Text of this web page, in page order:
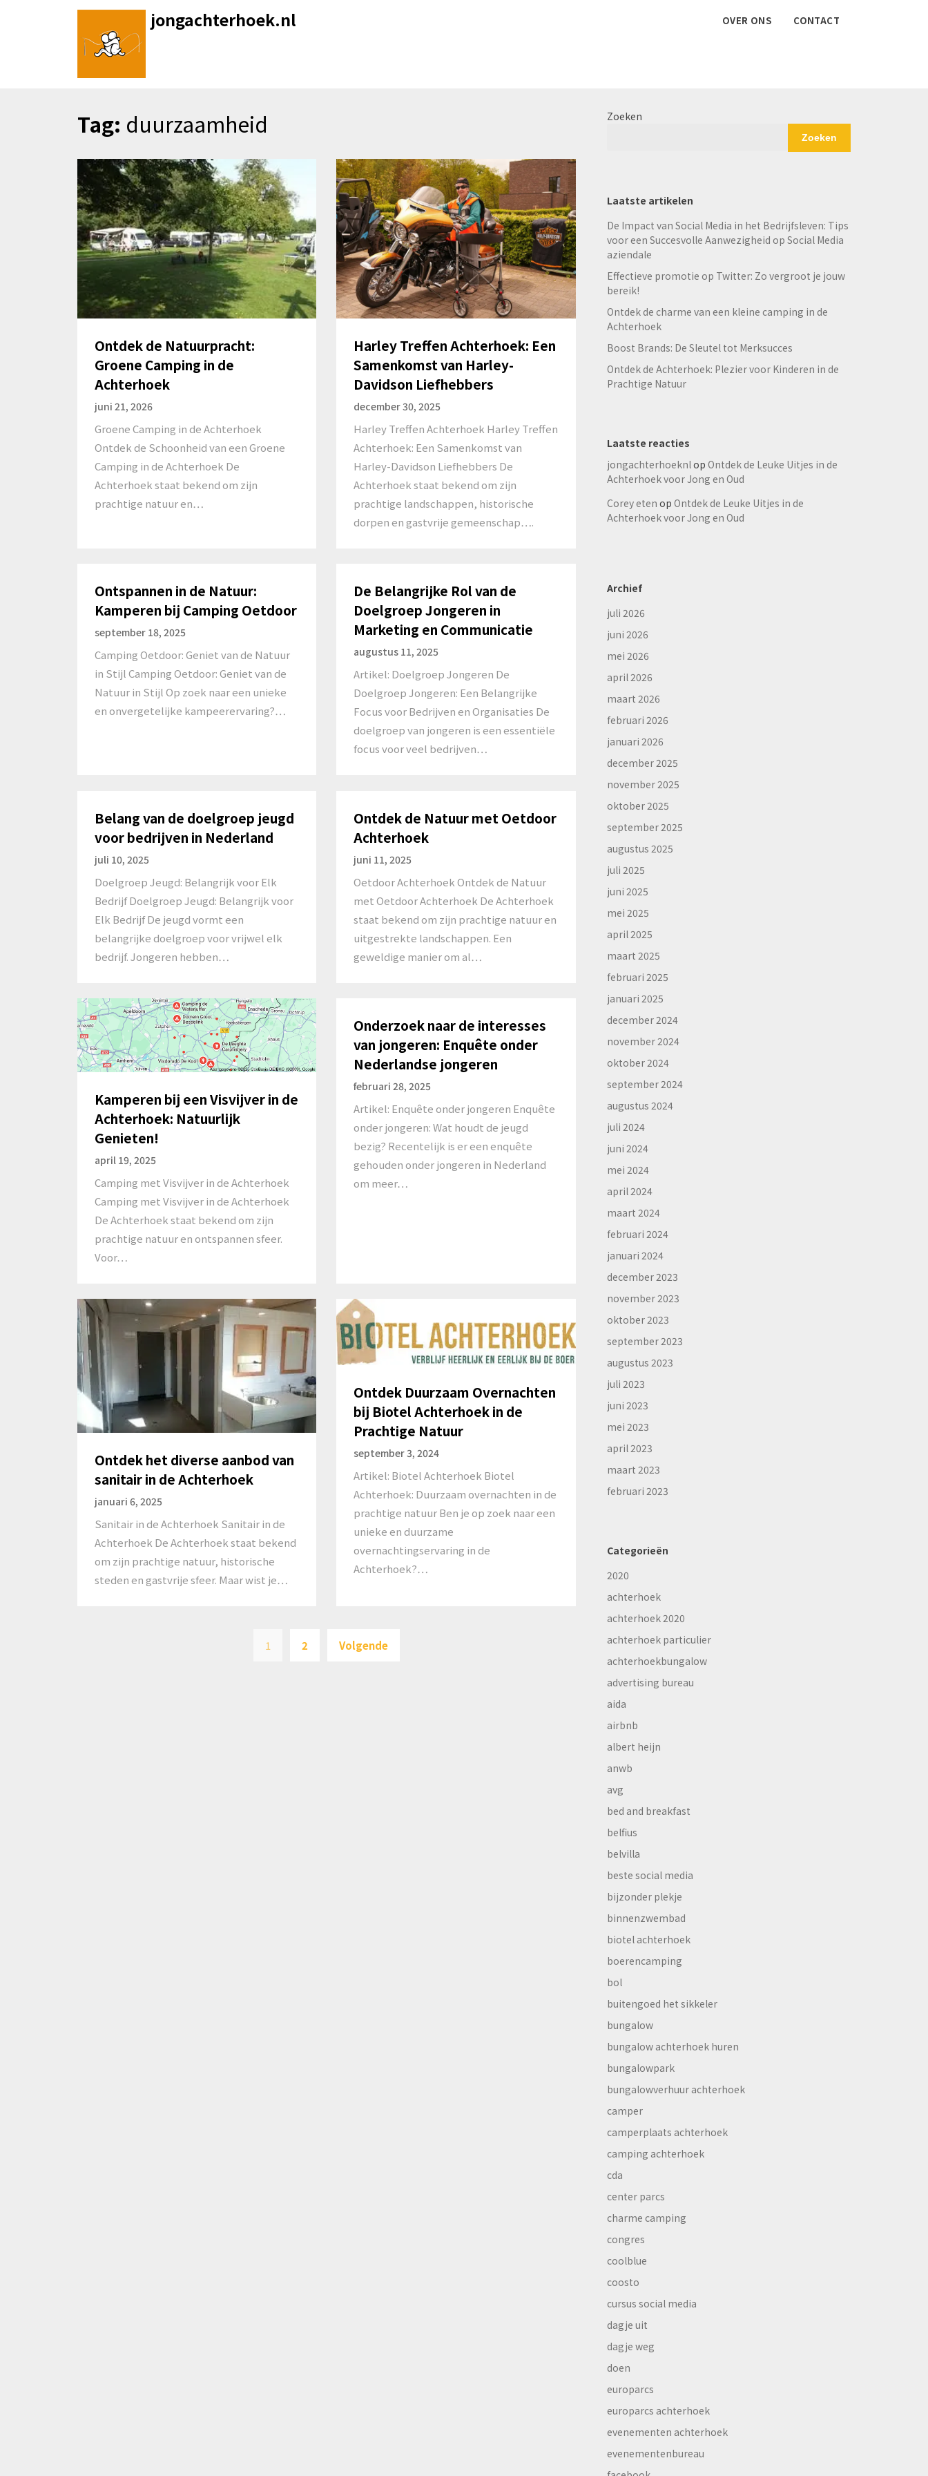
jongachterhoek.nl OVER ONS CONTACT
Tag: duurzaamheid
Ontdek de Natuurpracht:
Groene Camping in de
Achterhoek
juni 21, 2026
Groene Camping in de Achterhoek
Ontdek de Schoonheid van een Groene
Camping in de Achterhoek De
Achterhoek staat bekend om zijn
prachtige natuur en…
Harley Treffen Achterhoek: Een
Samenkomst van Harley-
Davidson Liefhebbers
december 30, 2025
Harley Treffen Achterhoek Harley Treffen
Achterhoek: Een Samenkomst van
Harley-Davidson Liefhebbers De
Achterhoek staat bekend om zijn
prachtige landschappen, historische
dorpen en gastvrije gemeenschap….
Ontspannen in de Natuur:
Kamperen bij Camping Oetdoor
september 18, 2025
Camping Oetdoor: Geniet van de Natuur
in Stijl Camping Oetdoor: Geniet van de
Natuur in Stijl Op zoek naar een unieke
en onvergetelijke kampeerervaring?…
De Belangrijke Rol van de
Doelgroep Jongeren in
Marketing en Communicatie
augustus 11, 2025
Artikel: Doelgroep Jongeren De
Doelgroep Jongeren: Een Belangrijke
Focus voor Bedrijven en Organisaties De
doelgroep van jongeren is een essentiële
focus voor veel bedrijven…
Belang van de doelgroep jeugd
voor bedrijven in Nederland
juli 10, 2025
Doelgroep Jeugd: Belangrijk voor Elk
Bedrijf Doelgroep Jeugd: Belangrijk voor
Elk Bedrijf De jeugd vormt een
belangrijke doelgroep voor vrijwel elk
bedrijf. Jongeren hebben…
Ontdek de Natuur met Oetdoor
Achterhoek
juni 11, 2025
Oetdoor Achterhoek Ontdek de Natuur
met Oetdoor Achterhoek De Achterhoek
staat bekend om zijn prachtige natuur en
uitgestrekte landschappen. Een
geweldige manier om al…
Kamperen bij een Visvijver in de
Achterhoek: Natuurlijk
Genieten!
april 19, 2025
Camping met Visvijver in de Achterhoek
Camping met Visvijver in de Achterhoek
De Achterhoek staat bekend om zijn
prachtige natuur en ontspannen sfeer.
Voor…
Onderzoek naar de interesses
van jongeren: Enquête onder
Nederlandse jongeren
februari 28, 2025
Artikel: Enquête onder jongeren Enquête
onder jongeren: Wat houdt de jeugd
bezig? Recentelijk is er een enquête
gehouden onder jongeren in Nederland
om meer…
Ontdek het diverse aanbod van
sanitair in de Achterhoek
januari 6, 2025
Sanitair in de Achterhoek Sanitair in de
Achterhoek De Achterhoek staat bekend
om zijn prachtige natuur, historische
steden en gastvrije sfeer. Maar wist je…
Ontdek Duurzaam Overnachten
bij Biotel Achterhoek in de
Prachtige Natuur
september 3, 2024
Artikel: Biotel Achterhoek Biotel
Achterhoek: Duurzaam overnachten in de
prachtige natuur Ben je op zoek naar een
unieke en duurzame
overnachtingservaring in de
Achterhoek?…
pagination
1 2 Volgende
Zoeken
Zoeken
Laatste artikelen
De Impact van Social Media in het Bedrijfsleven: Tips
voor een Succesvolle Aanwezigheid op Social Media
aziendale
Effectieve promotie op Twitter: Zo vergroot je jouw
bereik!
Ontdek de charme van een kleine camping in de
Achterhoek
Boost Brands: De Sleutel tot Merksucces
Ontdek de Achterhoek: Plezier voor Kinderen in de
Prachtige Natuur
Laatste reacties
jongachterhoeknlop Ontdek de Leuke Uitjes in de
Achterhoek voor Jong en Oud
Corey eten op Ontdek de Leuke Uitjes in de
Achterhoek voor Jong en Oud
Archief
juli 2026
juni 2026
mei 2026
april 2026
maart 2026
februari 2026
januari 2026
december 2025
november 2025
oktober 2025
september 2025
augustus 2025
juli 2025
juni 2025
mei 2025
april 2025
maart 2025
februari 2025
januari 2025
december 2024
november 2024
oktober 2024
september 2024
augustus 2024
juli 2024
juni 2024
mei 2024
april 2024
maart 2024
februari 2024
januari 2024
december 2023
november 2023
oktober 2023
september 2023
augustus 2023
juli 2023
juni 2023
mei 2023
april 2023
maart 2023
februari 2023
Categorieën
2020
achterhoek
achterhoek 2020
achterhoek particulier
achterhoekbungalow
advertising bureau
aida
airbnb
albert heijn
anwb
avg
bed and breakfast
belfius
belvilla
beste social media
bijzonder plekje
binnenzwembad
biotel achterhoek
boerencamping
bol
buitengoed het sikkeler
bungalow
bungalow achterhoek huren
bungalowpark
bungalowverhuur achterhoek
camper
camperplaats achterhoek
camping achterhoek
cda
center parcs
charme camping
congres
coolblue
coosto
cursus social media
dagje uit
dagje weg
doen
europarcs
europarcs achterhoek
evenementen achterhoek
evenementenbureau